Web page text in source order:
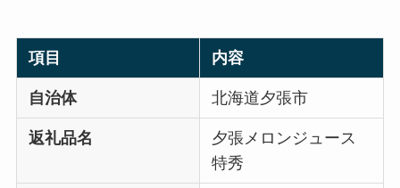
項目 内容
自治体 北海道夕張市
返礼品名
夕張メロンジュース
特秀